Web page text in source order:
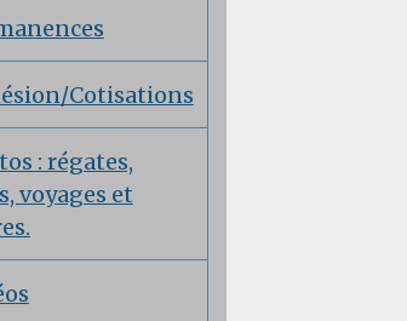
Cotisations
: régates,
voyages et